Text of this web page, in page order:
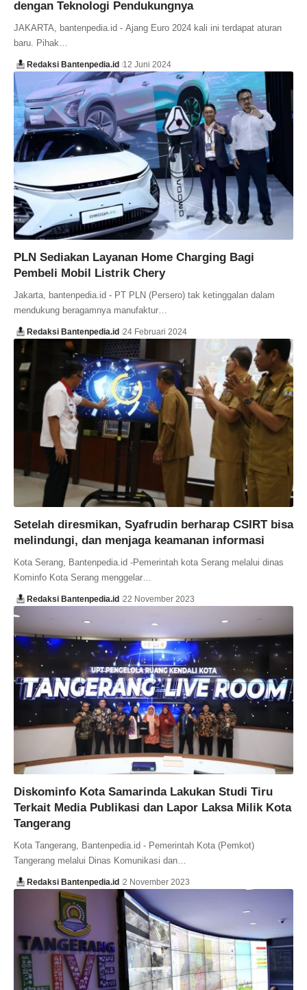
dengan Teknologi Pendukungnya
JAKARTA, bantenpedia.id - Ajang Euro 2024 kali ini terdapat aturan
baru. Pihak…
Redaksi Bantenpedia.id 12 Juni 2024
PLN Sediakan Layanan Home Charging Bagi
Pembeli Mobil Listrik Chery
Jakarta, bantenpedia.id - PT PLN (Persero) tak ketinggalan dalam
mendukung beragamnya manufaktur…
Redaksi Bantenpedia.id 24 Februari 2024
Setelah diresmikan, Syafrudin berharap CSIRT bisa
melindungi, dan menjaga keamanan informasi
Kota Serang, Bantenpedia.id -Pemerintah kota Serang melalui dinas
Kominfo Kota Serang menggelar…
Redaksi Bantenpedia.id 22 November 2023
Diskominfo Kota Samarinda Lakukan Studi Tiru
Terkait Media Publikasi dan Lapor Laksa Milik Kota
Tangerang
Kota Tangerang, Bantenpedia.id - Pemerintah Kota (Pemkot)
Tangerang melalui Dinas Komunikasi dan…
Redaksi Bantenpedia.id 2 November 2023